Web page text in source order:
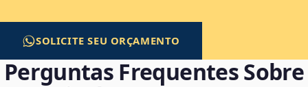
SOLICITE SEU ORÇAMENTO
Perguntas Frequentes Sobre